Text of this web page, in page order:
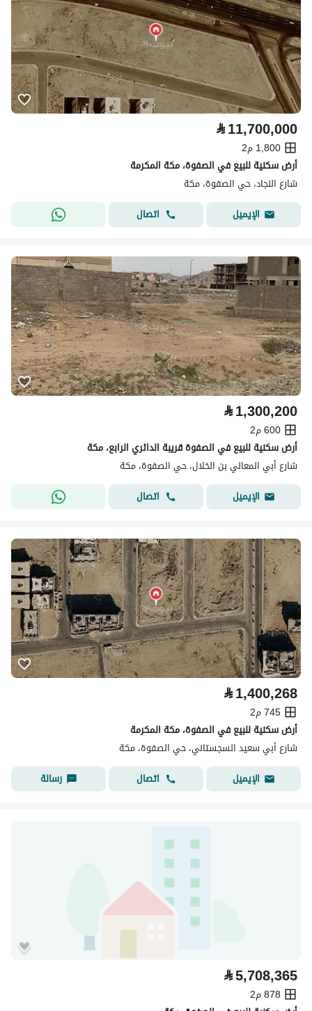
⃁11,700,000
1,800 م2
أرض سكنية للبيع في الصفوة، مكة المكرمة
شارع النجاد، حي الصفوة، مكة
الإيميل
اتصال
⃁1,300,200
600 م2
أرض سكنية للبيع في الصفوة قريبة الدائري الرابع، مكة
شارع أبي المعالي بن الخلال، حي الصفوة، مكة
الإيميل
اتصال
⃁1,400,268
745 م2
أرض سكنية للبيع في الصفوة، مكة المكرمة
شارع أبي سعيد السجستاني، حي الصفوة، مكة
الإيميل
اتصال رسالة
⃁5,708,365
878 م2